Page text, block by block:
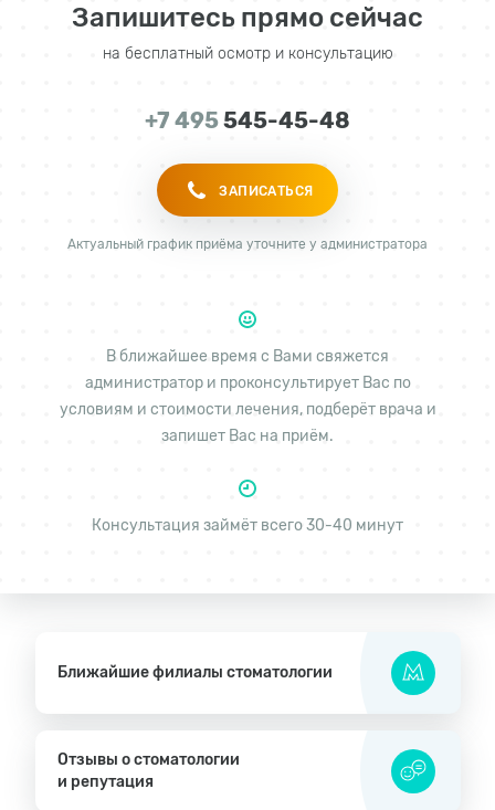
Запишитесь прямо сейчас
на бесплатный осмотр и консультацию
ЗАПИСАТЬСЯ
+7 495545-45-48
Актуальный график приёма уточните у администратора
В ближайшее время с Вами свяжется
администратор и проконсультирует Вас по
условиям и стоимости лечения, подберёт врача и
запишет Вас на приём.
Консультация займёт всего 30-40 минут
Ближайшие филиалы стоматологии
Отзывы о стоматологии
и репутация